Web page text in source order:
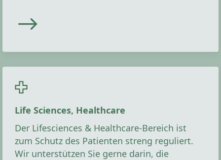
Life Sciences, Healthcare
Der Lifesciences & Healthcare-Bereich ist
zum Schutz des Patienten streng reguliert.
Wir unterstützen Sie gerne darin, die